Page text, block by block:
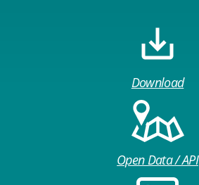
Download
Open Data / API